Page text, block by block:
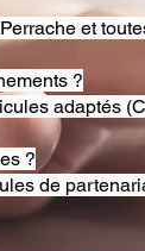
et
?
adaptés
?
de